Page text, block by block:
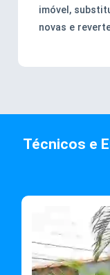
imóvel,
novas e
Técnicos e